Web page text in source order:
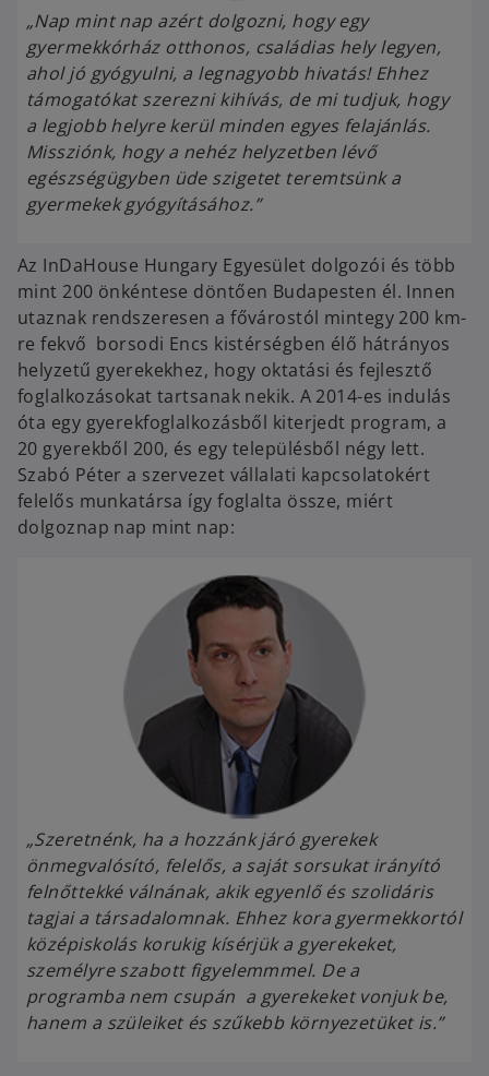
„Nap mint nap azért dolgozni, hogy egy
gyermekkórház otthonos, családias hely legyen,
ahol jó gyógyulni, a legnagyobb hivatás! Ehhez
támogatókat szerezni kihívás, de mi tudjuk, hogy
a legjobb helyre kerül minden egyes felajánlás.
Missziónk, hogy a nehéz helyzetben lévő
egészségügyben üde szigetet teremtsünk a
gyermekek gyógyításához.”
Az InDaHouse Hungary Egyesület dolgozói és több
mint 200 önkéntese döntően Budapesten él. Innen
utaznak rendszeresen a fővárostól mintegy 200 km-
re fekvő borsodi Encs kistérségben élő hátrányos
helyzetű gyerekekhez, hogy oktatási és fejlesztő
foglalkozásokat tartsanak nekik. A 2014-es indulás
óta egy gyerekfoglalkozásből kiterjedt program, a
20 gyerekből 200, és egy településből négy lett.
Szabó Péter a szervezet vállalati kapcsolatokért
felelős munkatársa így foglalta össze, miért
dolgoznap nap mint nap:
„Szeretnénk, ha a hozzánk járó gyerekek
önmegvalósító, felelős, a saját sorsukat irányító
felnőttekké válnának, akik egyenlő és szolidáris
tagjai a társadalomnak. Ehhez kora gyermekkortól
középiskolás korukig kísérjük a gyerekeket,
személyre szabott figyelemmmel. De a
programba nem csupán a gyerekeket vonjuk be,
hanem a szüleiket és szűkebb környezetüket is.”